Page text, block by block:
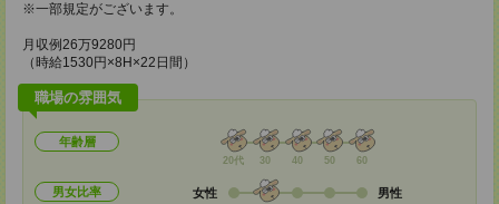
※一部規定がございます。
月収例26万9280円
（時給1530円×8H×22日間）
職場の雰囲気
年齢層
20代 30 40 50 60
男女比率 女性 男性